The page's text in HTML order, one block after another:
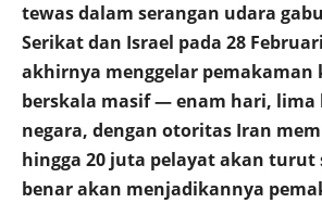
tewas dalam serangan udara
Serikat dan Israel pada 28
akhirnya menggelar pemakaman
berskala masif — enam hari, lima
negara, dengan otoritas Iran
hingga 20 juta pelayat akan turut
benar akan menjadikannya